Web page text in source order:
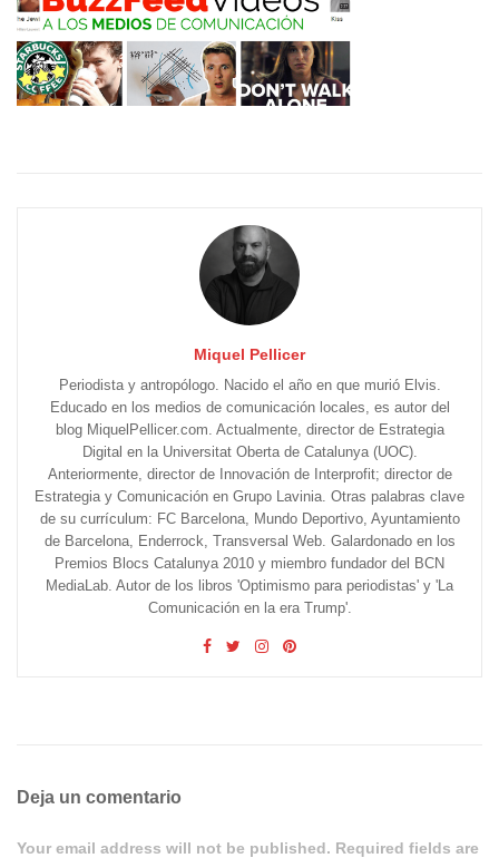
Miquel Pellicer
Periodista y antropólogo. Nacido el año en que murió Elvis.
Educado en los medios de comunicación locales, es autor del
blog MiquelPellicer.com. Actualmente, director de Estrategia
Digital en la Universitat Oberta de Catalunya (UOC).
Anteriormente, director de Innovación de Interprofit; director de
Estrategia y Comunicación en Grupo Lavinia. Otras palabras clave
de su currículum: FC Barcelona, Mundo Deportivo, Ayuntamiento
de Barcelona, Enderrock, Transversal Web. Galardonado en los
Premios Blocs Catalunya 2010 y miembro fundador del BCN
MediaLab. Autor de los libros 'Optimismo para periodistas' y 'La
Comunicación en la era Trump'.
Deja un comentario
Your email address will not be published. Required fields are